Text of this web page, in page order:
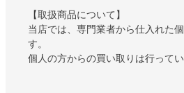
【取扱商品について】
当店では、専門業者から仕入れた
す。
個人の方からの買い取りは行ってい